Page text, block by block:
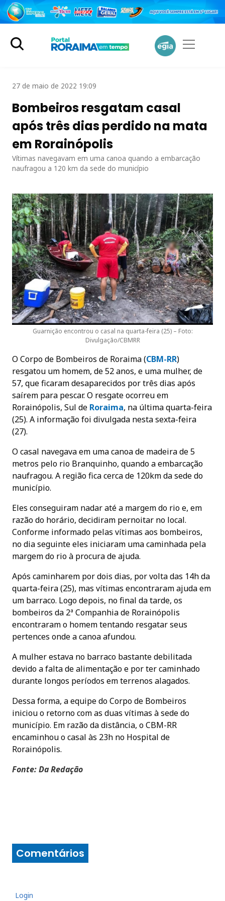
27 de maio de 2022 19:09
Bombeiros resgatam casal
após três dias perdido na mata
em Rorainópolis
Vítimas navegavam em uma canoa quando a embarcação
naufragou a 120 km da sede do município
Guarnição encontrou o casal na quarta-feira (25) – Foto:
Divulgação/CBMRR
O Corpo de Bombeiros de Roraima (CBM-RR)
resgatou um homem, de 52 anos, e uma mulher, de
57, que ficaram desaparecidos por três dias após
saírem para pescar. O resgate ocorreu em
Rorainópolis, Sul de Roraima, na última quarta-feira
(25). A informação foi divulgada nesta sexta-feira
(27).
O casal navegava em uma canoa de madeira de 5
metros pelo rio Branquinho, quando a embarcação
naufragou. A região fica cerca de 120km da sede do
município.
Eles conseguiram nadar até a margem do rio e, em
razão do horário, decidiram pernoitar no local.
Conforme informado pelas vítimas aos bombeiros,
no dia seguinte eles iniciaram uma caminhada pela
margem do rio à procura de ajuda.
Após caminharem por dois dias, por volta das 14h da
quarta-feira (25), mas vítimas encontraram ajuda em
um barraco. Logo depois, no final da tarde, os
bombeiros da 2ª Companhia de Rorainópolis
encontraram o homem tentando resgatar seus
pertences onde a canoa afundou.
A mulher estava no barraco bastante debilitada
devido a falta de alimentação e por ter caminhado
durante longos períodos em terrenos alagados.
Dessa forma, a equipe do Corpo de Bombeiros
iniciou o retorno com as duas vítimas à sede do
município. Em razão da distância, o CBM-RR
encaminhou o casal às 23h no Hospital de
Rorainópolis.
Fonte: Da Redação
Comentários
Login